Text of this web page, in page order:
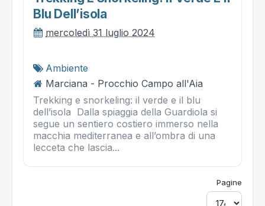
Blu Dell’isola
mercoledì 31 luglio 2024
Ambiente
Marciana - Procchio Campo all'Aia
Trekking e snorkeling: il verde e il blu
dell’isola Dalla spiaggia della Guardiola si
segue un sentiero costiero immerso nella
macchia mediterranea e all’ombra di una
lecceta che lascia...
Pagine